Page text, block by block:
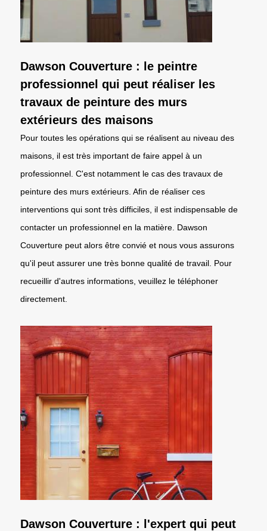
Dawson Couverture : le peintre
professionnel qui peut réaliser les
travaux de peinture des murs
extérieurs des maisons
Pour toutes les opérations qui se réalisent au niveau des
maisons, il est très important de faire appel à un
professionnel. C'est notamment le cas des travaux de
peinture des murs extérieurs. Afin de réaliser ces
interventions qui sont très difficiles, il est indispensable de
contacter un professionnel en la matière. Dawson
Couverture peut alors être convié et nous vous assurons
qu'il peut assurer une très bonne qualité de travail. Pour
recueillir d'autres informations, veuillez le téléphoner
directement.
Dawson Couverture : l'expert qui peut